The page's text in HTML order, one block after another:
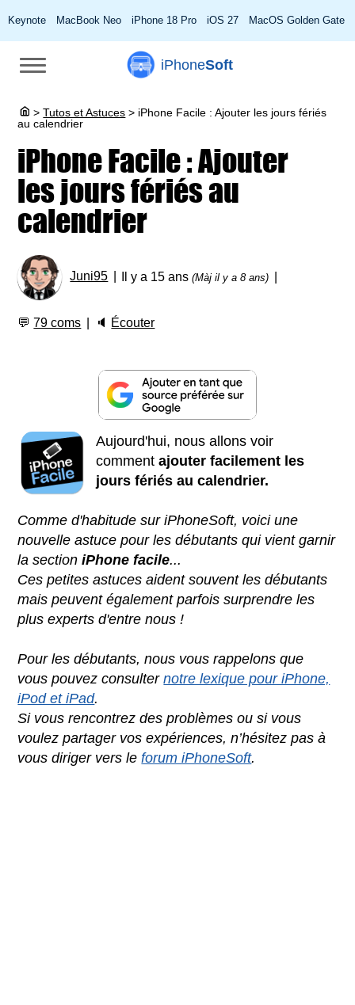
Keynote MacBook Neo iPhone 18 Pro iOS 27 MacOS Golden Gate
iPhoneSoft
> Tutos et Astuces > iPhone Facile : Ajouter les jours fériés
au calendrier
iPhone Facile : Ajouter
les jours fériés au
calendrier
Juni95 Il y a 15 ans(Màj il y a 8 ans)
💬79 coms 🔈 Écouter
Aujourd'hui, nous allons voir
commentajouter facilement les
jours fériés au calendrier.
Comme d'habitude sur iPhoneSoft, voici une
nouvelle astuce pour les débutants qui vient garnir
la sectioniPhone facile...
Ces petites astuces aident souvent les débutants
mais peuvent également parfois surprendre les
plus experts d'entre nous !
Pour les débutants, nous vous rappelons que
vous pouvez consulternotre lexique pour iPhone,
iPod et iPad.
Si vous rencontrez des problèmes ou si vous
voulez partager vos expériences, n’hésitez pas à
vous diriger vers leforum iPhoneSoft.